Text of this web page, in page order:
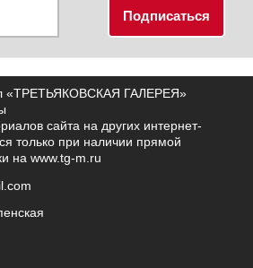
«ТРЕТЬЯКОВСКАЯ ГАЛЕРЕЯ»
сайта на других интернет-
только при наличии прямой
на www.tg-m.ru